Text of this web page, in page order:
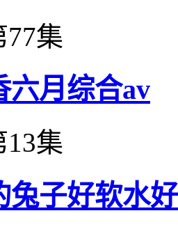
集
六月综合av
集
兔子好软水